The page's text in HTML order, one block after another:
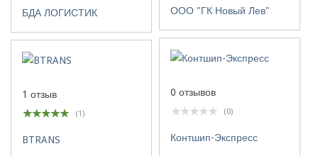
ООО "ГК Новый Лев"
БДА ЛОГИСТИК
0 отзывов
(0)
Контшип-Экспресс
1 отзыв
(1)
BTRANS